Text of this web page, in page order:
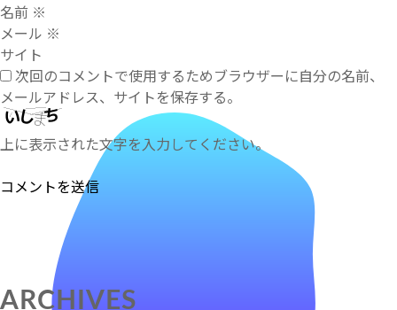
名前 ※
メール ※
サイト
次回のコメントで使用するためブラウザーに自分の名前、
メールアドレス、サイトを保存する。
上に表示された文字を入力してください。
ARCHIVES